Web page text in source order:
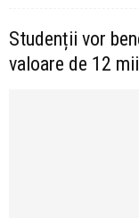
Studenții vor
valoare de 12